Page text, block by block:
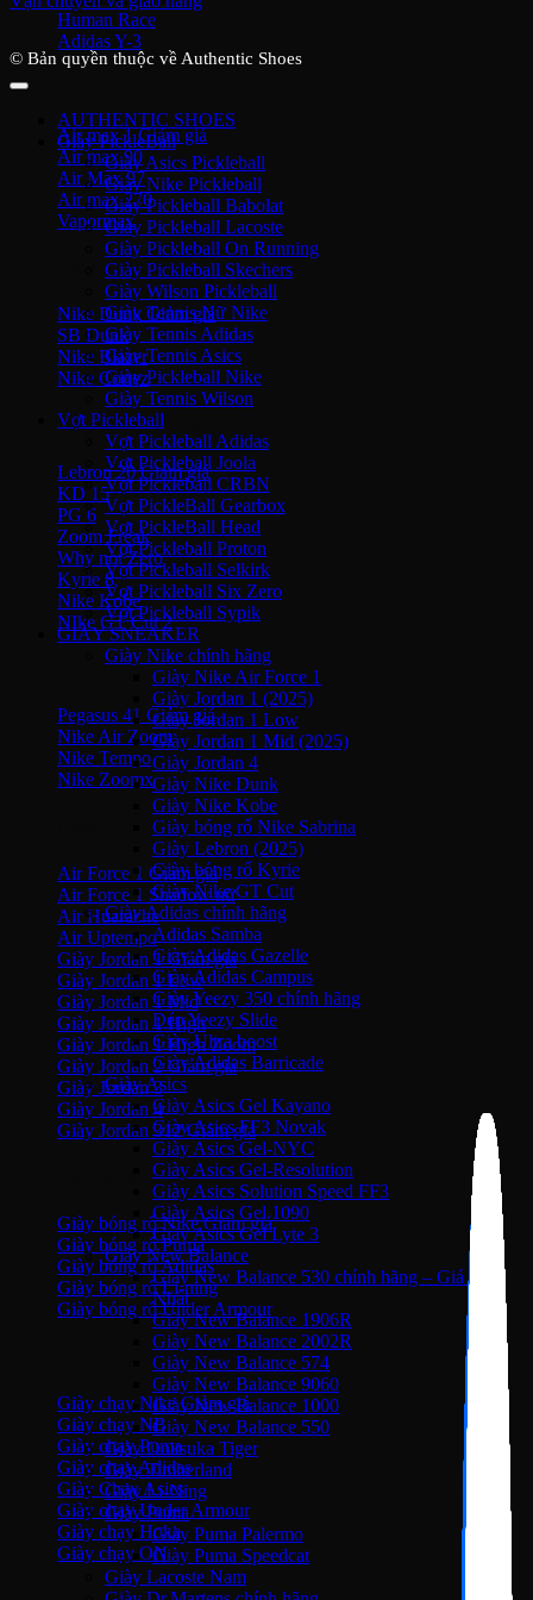
Human Race
Adidas Y-3
Air max 1
Air max 90
Air Max 97
Air max 270
Vapormax
Giày thời trang
Nike Dunk
SB Dunk
Nike Blazer
Nike Cortez
Giày bóng rổ Nike
Lebron 20
KD 15
PG 6
Zoom Freak
Why not Zero
Kyrie 8
Nike Kobe
NIke GT Cut 2
Giày Chạy
Pegasus 41
Nike Air Zoom
Nike Tempo
Nike Zoomx
Air Force 1
Air Force 1 Shadow nữ
Air Huarache
Air Uptempo
Giày Jordan 1
Giày Jordan 1 Low
Giày Jordan 1 Mid
Giày Jordan 1 High
Giày Jordan 1 High Zoom
Giày Jordan 2
Giày Jordan 3
Giày Jordan 4
Giày Jordan 312
Giày bóng rổ
Giày bóng rổ Nike
Giày bóng rổ Puma
Giày bóng rổ Adidas
Giày bóng rổ Li-ning
Giày bóng rổ Under Armour
Giày chạy Nike
Giày chạy NB
Giày chạy Puma
Giày chạy Adidas
Giày Chạy Asics
Giày chạy Under Armour
Giày chạy Hoka
Giày chạy ON
© Bản quyền thuộc về Authentic Shoes
AUTHENTIC SHOES
Giày PickleBall
Giày Asics Pickleball
Giày Nike Pickleball
Giày Pickleball Babolat
Giày Pickleball Lacoste
Giày Pickleball On Running
Giày Pickleball Skechers
Giày Wilson Pickleball
Giày Tennis Nữ Nike
Giày Tennis Adidas
Giày Tennis Asics
Giày Pickleball Nike
Giày Tennis Wilson
Vợt Pickleball
Vợt Pickleball Adidas
Vợt Pickleball Joola
Vợt Pickleball CRBN
Vợt PickleBall Gearbox
Vợt PickleBall Head
Vợt Pickleball Proton
Vợt Pickleball Selkirk
Vợt Pickleball Six Zero
Vợt Pickleball Sypik
GIÀY SNEAKER
Giày Nike chính hãng
Giày Nike Air Force 1
Giày Jordan 1 (2025)
Giày Jordan 1 Low
Giày Jordan 1 Mid (2025)
Giày Jordan 4
Giày Nike Dunk
Giày Nike Kobe
Giày bóng rổ Nike Sabrina
Giày Lebron (2025)
Giày bóng rổ Kyrie
Giày Nike GT Cut
Giày Adidas chính hãng
Adidas Samba
Giày Adidas Gazelle
Giày Adidas Campus
Giày Yeezy 350 chính hãng
Dép Yeezy Slide
Giày Ultra boost
Giày Adidas Barricade
Giày Asics
Giày Asics Gel Kayano
Giày Asics FF3 Novak
Giày Asics Gel-NYC
Giày Asics Gel-Resolution
Giày Asics Solution Speed FF3
Giày Asics Gel 1090
Giày Asics Gel Lyte 3
Giày New Balance
Giày New Balance 530 chính hãng – Giá Tốt
Nhất
Giày New Balance 1906R
Giày New Balance 2002R
Giày New Balance 574
Giày New Balance 9060
Giày New Balance 1000
Giày New Balance 550
Giày Onitsuka Tiger
Giày Timberland
Giày Li-Ning
Giày Puma
Giày Puma Palermo
Giày Puma Speedcat
Giày Lacoste Nam